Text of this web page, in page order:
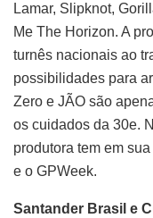
Lamar, Slipknot,
Me The Horizon. A
turnês nacionais ao
possibilidades para
Zero e JÃO são
os cuidados da 30e.
produtora tem em
e o GPWeek.
Santander Brasil e